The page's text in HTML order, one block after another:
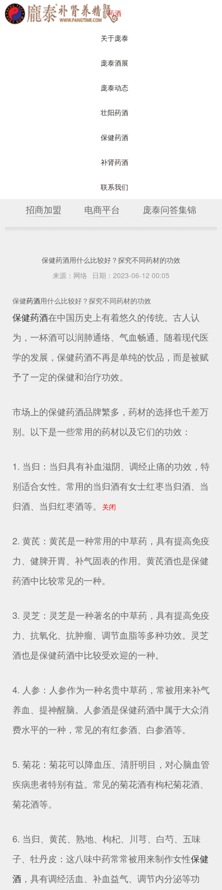
药酒
关于庞泰
庞泰酒展
庞泰动态
壮阳药酒
保健药酒
补肾药酒
联系我们
招商加盟 电商平台 庞泰问答集锦
保健药酒用什么比较好？探究不同药材的功效
来源： 网络 日期： 2023-06-12 00:05
保健药酒用什么比较好？探究不同药材的功效
保健药酒在中国历史上有着悠久的传统。古人认
为，一杯酒可以润肺通络、气血畅通。随着现代医
学的发展，保健药酒不再是单纯的饮品，而是被赋
予了一定的保健和治疗功效。
市场上的保健药酒品牌繁多，药材的选择也千差万
别。以下是一些常用的药材以及它们的功效：
1. 当归：当归具有补血滋阴、调经止痛的功效，特
别适合女性。常用的当归酒有女士红枣当归酒、当
归酒、当归红枣酒等。
2. 黄芪：黄芪是一种常用的中草药，具有提高免疫
力、健脾开胃、补气固表的作用。黄芪酒也是保健
药酒中比较常见的一种。
3. 灵芝：灵芝是一种著名的中草药，具有提高免疫
力、抗氧化、抗肿瘤、调节血脂等多种功效。灵芝
酒也是保健药酒中比较受欢迎的一种。
4. 人参：人参作为一种名贵中草药，常被用来补气
养血、提神醒脑。人参酒是保健药酒中属于大众消
费水平的一种，常见的有红参酒、白参酒等。
5. 菊花：菊花可以降血压、清肝明目，对心脑血管
疾病患者特别有益。常见的菊花酒有枸杞菊花酒、
菊花酒等。
6. 当归、黄芪、熟地、枸杞、川芎、白芍、五味
子、牡丹皮：这八味中药常常被用来制作女性保健
酒 ，具有调经活血、补血益气、调节内分泌等功
关闭